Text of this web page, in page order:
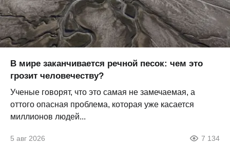
В мире заканчивается речной песок: чем это
грозит человечеству?
Ученые говорят, что это самая не замечаемая, а
оттого опасная проблема, которая уже касается
миллионов людей...
5 авг 2026 7 134